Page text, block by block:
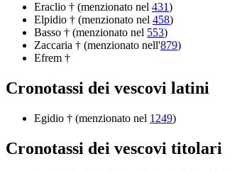
Eraclio † (menzionato nel 431)
Elpidio † (menzionato nel 458)
Basso † (menzionato nel 553)
Zaccaria † (menzionato nell'879)
Efrem †
Cronotassi dei vescovi latini
Egidio † (menzionato nel 1249)
Cronotassi dei vescovi titolari